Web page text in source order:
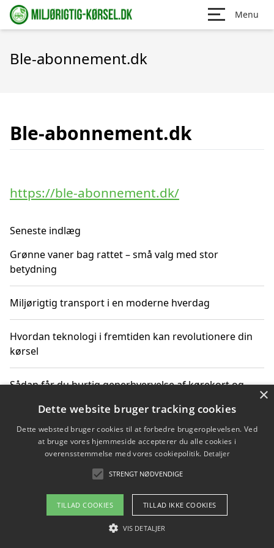
Menu
Ble-abonnement.dk
Ble-abonnement.dk
https://ble-abonnement.dk/
Seneste indlæg
Grønne vaner bag rattet – små valg med stor
betydning
Miljørigtig transport i en moderne hverdag
Hvordan teknologi i fremtiden kan revolutionere din
kørsel
Sådan får du hurtig generhvervelse af kørekort og
Sådan lærer du miljørigtig kørsel hos en køreskole i
Gentofte
Copyright 2026 - Pilanto Aps
Om / kontakt
×
Dette website bruger tracking cookies
Dette websted bruger cookies til at forbedre brugeroplevelsen. Ved
at bruge vores hjemmeside accepterer du alle cookies i
overensstemmelse med vores cookiepolitik. Detaljer
STRENGT NØDVENDIGE
TILLAD COOKIES TILLAD IKKE COOKIES
VIS DETALJER